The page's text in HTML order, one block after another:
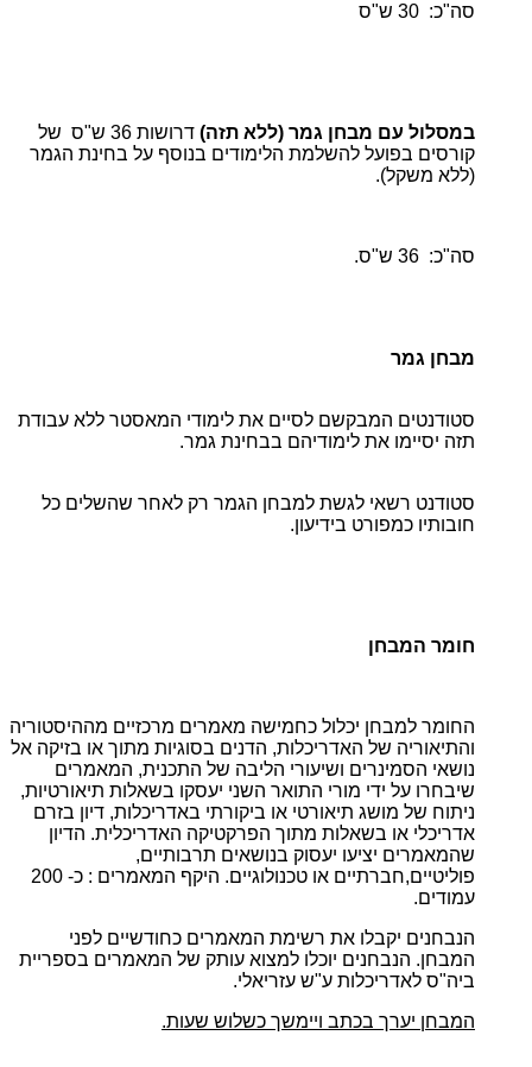
סה"כ: 30 ש"ס
במסלול עם מבחן גמר (ללא תזה)
דרושות 36 ש"ס של
קורסים בפועל להשלמת הלימודים בנוסף על בחינת הגמר
(ללא משקל).
סה"כ: 36 ש"ס.
מבחן גמר
סטודנטים המבקשם לסיים את לימודי המאסטר ללא עבודת
תזה יסיימו את לימודיהם בבחינת גמר.
סטודנט רשאי לגשת למבחן הגמר רק לאחר שהשלים כל
חובותיו כמפורט בידיעון.
חומר המבחן
החומר למבחן יכלול כחמישה מאמרים מרכזיים מההיסטוריה
והתיאוריה של האדריכלות, הדנים בסוגיות מתוך או בזיקה אל
נושאי הסמינרים ושיעורי הליבה של התכנית, המאמרים
שיבחרו על ידי מורי התואר השני יעסקו בשאלות תיאורטיות,
ניתוח של מושג תיאורטי או ביקורתי באדריכלות, דיון בזרם
אדריכלי או בשאלות מתוך הפרקטיקה האדריכלית. הדיון
שהמאמרים יציעו יעסוק בנושאים תרבותיים,
פוליטיים,חברתיים או טכנולוגיים. היקף המאמרים : כ- 200
עמודים.
הנבחנים יקבלו את רשימת המאמרים כחודשיים לפני
המבחן. הנבחנים יוכלו למצוא עותק של המאמרים בספריית
ביה"ס לאדריכלות ע"ש עזריאלי.
המבחן יערך בכתב ויימשך כשלוש שעות.